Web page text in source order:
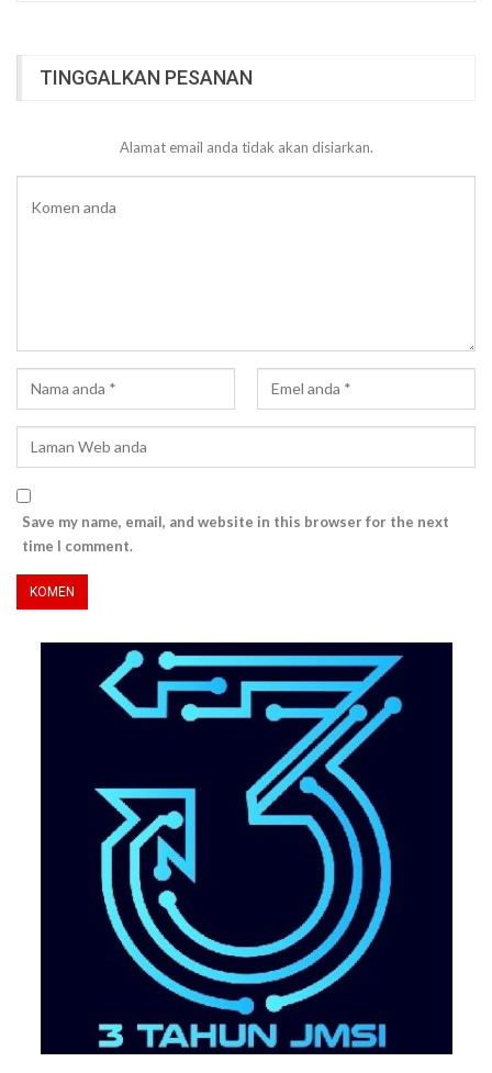
TINGGALKAN PESANAN
Alamat email anda tidak akan disiarkan.
Save my name, email, and website in this browser for the next
time I comment.